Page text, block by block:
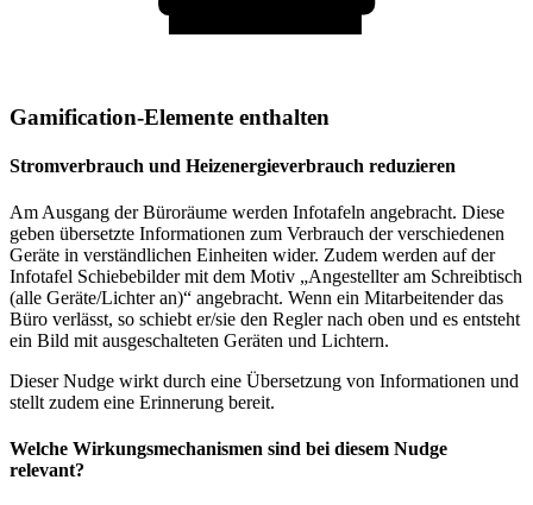
Gamification-Elemente enthalten
Stromverbrauch und Heizenergieverbrauch reduzieren
Am Ausgang der Büroräume werden Infotafeln angebracht. Diese
geben übersetzte Informationen zum Verbrauch der verschiedenen
Geräte in verständlichen Einheiten wider. Zudem werden auf der
Infotafel Schiebebilder mit dem Motiv „Angestellter am Schreibtisch
(alle Geräte/Lichter an)“ angebracht. Wenn ein Mitarbeitender das
Büro verlässt, so schiebt er/sie den Regler nach oben und es entsteht
ein Bild mit ausgeschalteten Geräten und Lichtern.
Dieser Nudge wirkt durch eine Übersetzung von Informationen und
stellt zudem eine Erinnerung bereit.
Welche Wirkungsmechanismen sind bei diesem Nudge
relevant?